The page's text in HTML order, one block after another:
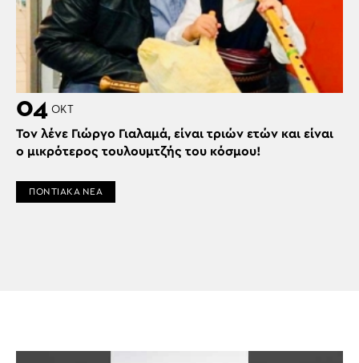
04 ΟΚΤ
Τον λένε Γιώργο Γιαλαμά, είναι τριών ετών και είναι
ο μικρότερος τουλουμτζής του κόσμου!
ΠΟΝΤΙΑΚΑ ΝΕΑ